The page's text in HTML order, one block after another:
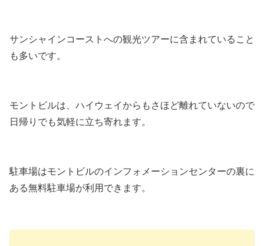
サンシャインコーストへの観光ツアーに含まれていること
も多いです。
モントビルは、ハイウェイからもさほど離れていないので
日帰りでも気軽に立ち寄れます。
駐車場はモントビルのインフォメーションセンターの裏に
ある無料駐車場が利用できます。